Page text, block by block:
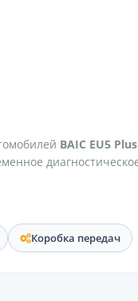
BAIC EU5
Коробка передач